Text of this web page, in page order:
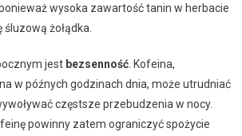
wysoka zawartość tanin w herbacie
żołądka.
jest bezsenność. Kofeina,
w późnych godzinach dnia, może utrudniać
częstsze przebudzenia w nocy.
powinny zatem ograniczyć spożycie